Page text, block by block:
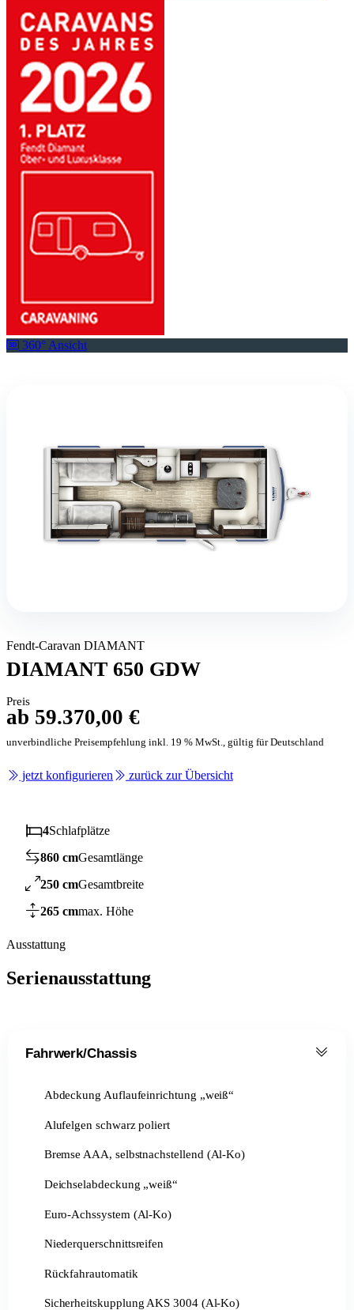
360° Ansicht
Fendt-Caravan DIAMANT
DIAMANT 650 GDW
Preis
ab 59.370,00 €
unverbindliche Preisempfehlung inkl. 19 % MwSt., gültig für Deutschland
jetzt konfigurieren zurück zur Übersicht
4Schlafplätze
860 cmGesamtlänge
250 cmGesamtbreite
265 cmmax. Höhe
Ausstattung
Serienausstattung
Fahrwerk/Chassis
Abdeckung Auflaufeinrichtung „weiß“
Alufelgen schwarz poliert
Bremse AAA, selbstnachstellend (Al-Ko)
Deichselabdeckung „weiß“
Euro-Achssystem (Al-Ko)
Niederquerschnittsreifen
Rückfahrautomatik
Sicherheitskupplung AKS 3004 (Al-Ko)